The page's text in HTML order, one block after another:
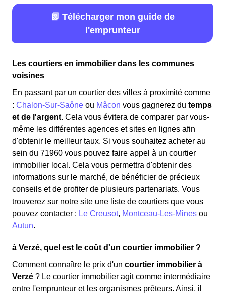
📗 Télécharger mon guide de
l'emprunteur
Les courtiers en immobilier dans les communes
voisines
En passant par un courtier des villes à proximité comme
: Chalon-Sur-Saône ou Mâcon vous gagnerez du temps
et de l'argent. Cela vous évitera de comparer par vous-
même les différentes agences et sites en lignes afin
d'obtenir le meilleur taux. Si vous souhaitez acheter au
sein du 71960 vous pouvez faire appel à un courtier
immobilier local. Cela vous permettra d'obtenir des
informations sur le marché, de bénéficier de précieux
conseils et de profiter de plusieurs partenariats. Vous
trouverez sur notre site une liste de courtiers que vous
pouvez contacter : Le Creusot, Montceau-Les-Mines ou
Autun.
à Verzé, quel est le coût d'un courtier immobilier ?
Comment connaître le prix d'un courtier immobilier à
Verzé ? Le courtier immobilier agit comme intermédiaire
entre l'emprunteur et les organismes prêteurs. Ainsi, il